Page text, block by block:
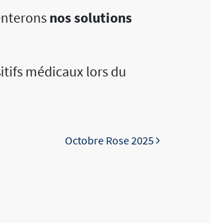
nos solutions
médicaux lors du
Octobre Rose 2025